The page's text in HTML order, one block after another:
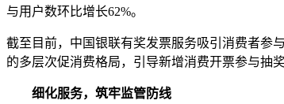
与用户数环比增长62%。
截至目前，中国银联有奖发票服务吸引消费者参
的多层次促消费格局，引导新增消费开票参与抽奖
细化服务，筑牢监管防线